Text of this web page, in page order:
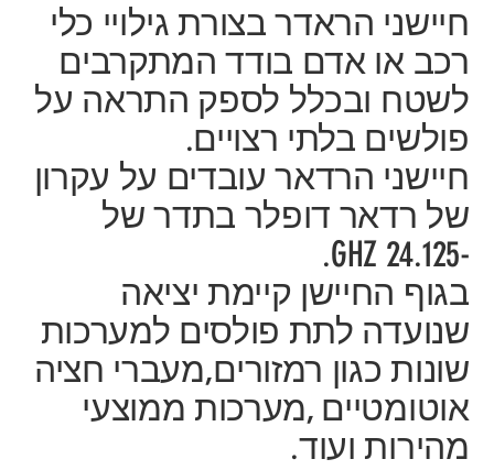
חיישני הראדר בצורת גילויי כלי
רכב או אדם בודד המתקרבים
לשטח ובכלל לספק התראה על
פולשים בלתי רצויים.
חיישני הרדאר עובדים על עקרון
של רדאר דופלר בתדר של
-24.125 GHZ.
בגוף החיישן קיימת יציאה
שנועדה לתת פולסים למערכות
שונות כגון רמזורים,מעברי חציה
אוטומטיים ,מערכות ממוצעי
מהירות ועוד.